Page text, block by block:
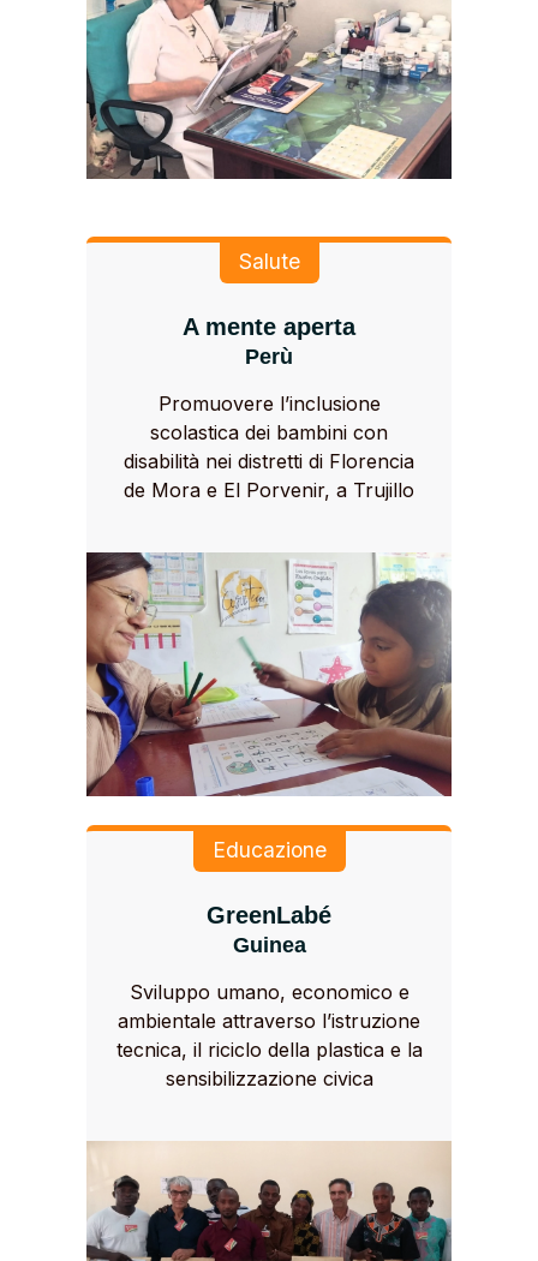
Salute
A mente aperta
Perù
Promuovere l’inclusione
scolastica dei bambini con
disabilità nei distretti di Florencia
de Mora e El Porvenir, a Trujillo
Educazione
GreenLabé
Guinea
Sviluppo umano, economico e
ambientale attraverso l’istruzione
tecnica, il riciclo della plastica e la
sensibilizzazione civica